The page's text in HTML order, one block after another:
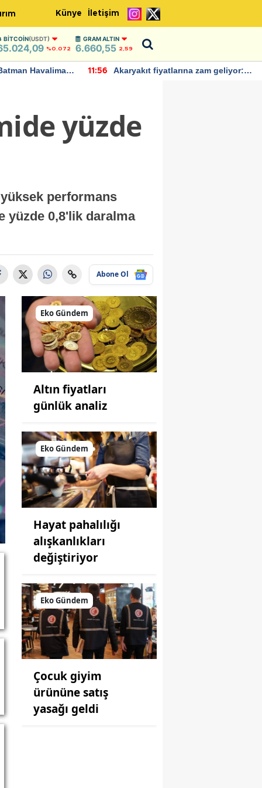
Künye İletişim
BITCOIN(USDT)
%0.072
GRAM ALTIN
6.660,55 2,59
11:56
Akaryakıt fiyatlarına zam geliyor:
22:37
IMF,
yüzde
performans
yüzde 0,8'lik daralma
Abone Ol
Eko Gündem
Altın fiyatları
günlük analiz
Eko Gündem
Hayat pahalılığı
alışkanlıkları
değiştiriyor
Eko Gündem
Çocuk giyim
ürününe satış
yasağı geldi